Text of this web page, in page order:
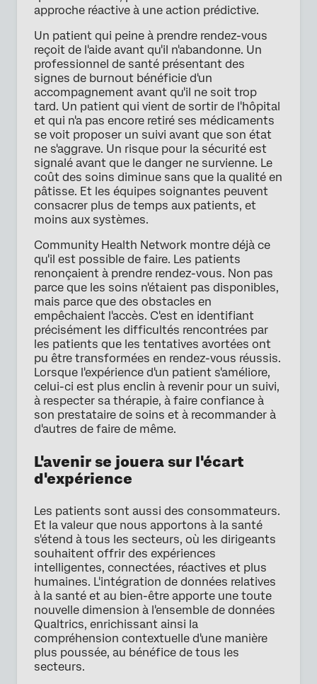
approche réactive à une action prédictive.
Un patient qui peine à prendre rendez-vous
reçoit de l'aide avant qu'il n'abandonne. Un
professionnel de santé présentant des
signes de burnout bénéficie d'un
accompagnement avant qu'il ne soit trop
tard. Un patient qui vient de sortir de l'hôpital
et qui n'a pas encore retiré ses médicaments
se voit proposer un suivi avant que son état
ne s'aggrave. Un risque pour la sécurité est
signalé avant que le danger ne survienne. Le
coût des soins diminue sans que la qualité en
pâtisse. Et les équipes soignantes peuvent
consacrer plus de temps aux patients, et
moins aux systèmes.
Community Health Network montre déjà ce
qu'il est possible de faire. Les patients
renonçaient à prendre rendez-vous. Non pas
parce que les soins n'étaient pas disponibles,
mais parce que des obstacles en
empêchaient l'accès. C'est en identifiant
précisément les difficultés rencontrées par
les patients que les tentatives avortées ont
pu être transformées en rendez-vous réussis.
Lorsque l'expérience d'un patient s'améliore,
celui-ci est plus enclin à revenir pour un suivi,
à respecter sa thérapie, à faire confiance à
son prestataire de soins et à recommander à
d'autres de faire de même.
L'avenir se jouera sur l'écart
d'expérience
Les patients sont aussi des consommateurs.
Et la valeur que nous apportons à la santé
s'étend à tous les secteurs, où les dirigeants
souhaitent offrir des expériences
intelligentes, connectées, réactives et plus
humaines. L'intégration de données relatives
à la santé et au bien-être apporte une toute
nouvelle dimension à l'ensemble de données
Qualtrics, enrichissant ainsi la
compréhension contextuelle d'une manière
plus poussée, au bénéfice de tous les
secteurs.